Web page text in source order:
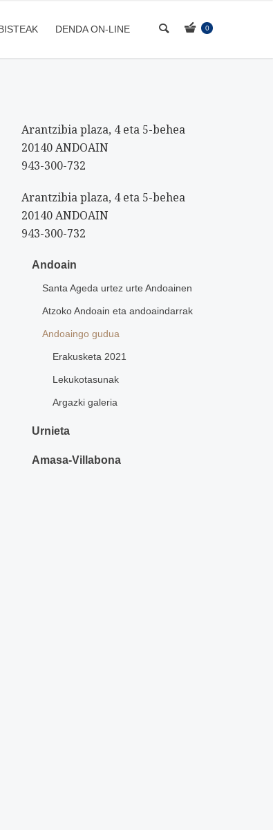
DENDA ON-LINE 0
Arantzibia plaza, 4 eta 5-behea
20140 ANDOAIN
943-300-732
Arantzibia plaza, 4 eta 5-behea
20140 ANDOAIN
943-300-732
Andoain
Santa Ageda urtez urte Andoainen
Atzoko Andoain eta andoaindarrak
Andoaingo gudua
Erakusketa 2021
Lekukotasunak
Argazki galeria
Urnieta
Amasa-Villabona